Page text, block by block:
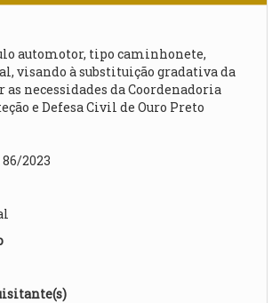
automotor, tipo caminhonete,
visando à substituição gradativa da
necessidades da Coordenadoria
e Defesa Civil de Ouro Preto
2023